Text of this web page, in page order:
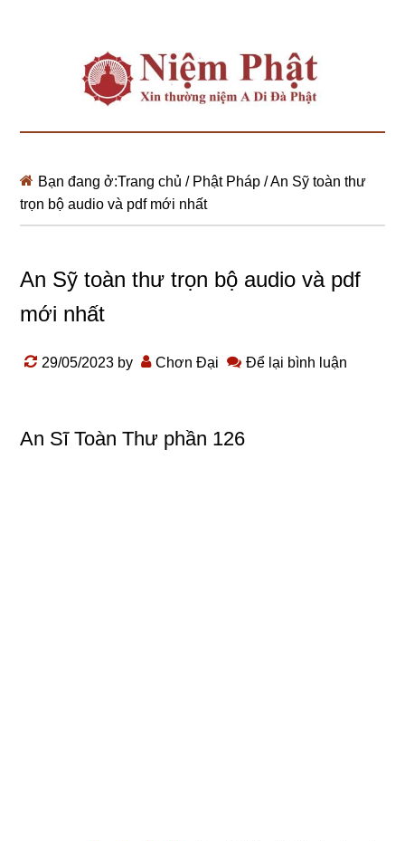
Bạn đang ở:Trang chủ / Phật Pháp /An Sỹ toàn thư
trọn bộ audio và pdf mới nhất
An Sỹ toàn thư trọn bộ audio và pdf
mới nhất
29/05/2023 by Chơn Đại Để lại bình luận
An Sĩ Toàn Thư phần 126